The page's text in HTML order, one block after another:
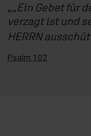
PODCASTS
ÜBER
„Ein Gebet für
verzagt ist und
HERRN
Psalm 102